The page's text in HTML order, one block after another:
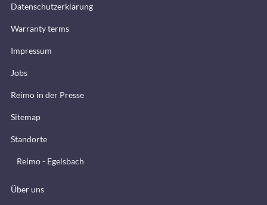
Datenschutzerklärung
Warranty terms
Impressum
Jobs
Reimo in der Presse
Sitemap
Standorte
Reimo - Egelsbach
Über uns